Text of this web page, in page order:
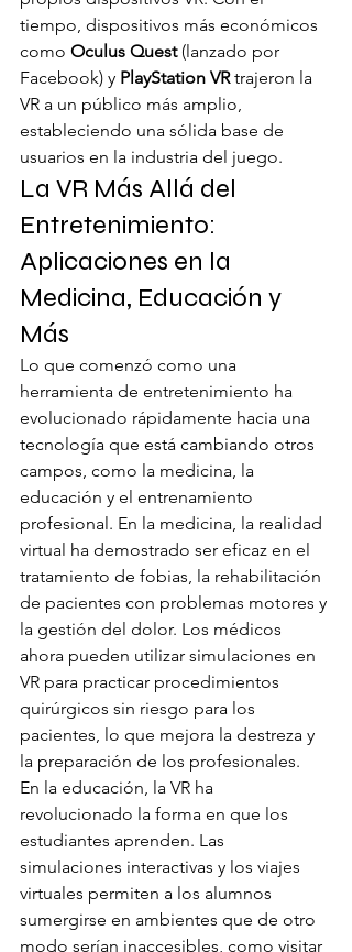
tiempo, dispositivos más económicos
como Oculus Quest (lanzado por
Facebook) y PlayStation VR trajeron la
VR a un público más amplio,
estableciendo una sólida base de
usuarios en la industria del juego.
La VR Más Allá del
Entretenimiento:
Aplicaciones en la
Medicina, Educación y
Más
Lo que comenzó como una
herramienta de entretenimiento ha
evolucionado rápidamente hacia una
tecnología que está cambiando otros
campos, como la medicina, la
educación y el entrenamiento
profesional. En la medicina, la realidad
virtual ha demostrado ser eficaz en el
tratamiento de fobias, la rehabilitación
de pacientes con problemas motores y
la gestión del dolor. Los médicos
ahora pueden utilizar simulaciones en
VR para practicar procedimientos
quirúrgicos sin riesgo para los
pacientes, lo que mejora la destreza y
la preparación de los profesionales.
En la educación, la VR ha
revolucionado la forma en que los
estudiantes aprenden. Las
simulaciones interactivas y los viajes
virtuales permiten a los alumnos
sumergirse en ambientes que de otro
modo serían inaccesibles, como visitar